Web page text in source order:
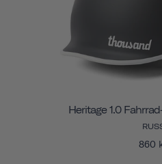
Heritage 1.0
RUSS
860